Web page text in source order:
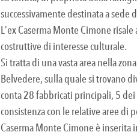
successivamente destinata a
L’ex Caserma Monte Cimone
costruttive di interesse culturale.
Si tratta di una vasta area nella
Belvedere, sulla quale si trovano
conta 28 fabbricati principali, 5
consistenza con le relative aree di
Caserma Monte Cimone è inserita